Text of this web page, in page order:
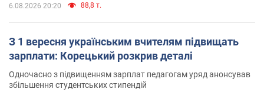
6.08.2026 20:20 88,8 т.
З 1 вересня українським вчителям підвищать
зарплати: Корецький розкрив деталі
Одночасно з підвищенням зарплат педагогам уряд анонсував
збільшення студентських стипендій